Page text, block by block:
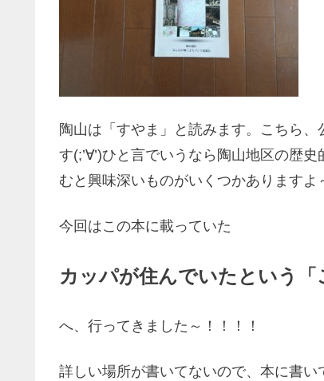
陶山は「すやま」と読みます。こちら
す(;’∀’)ひと言でいうなら陶山地区の歴
むと興味深いものがいくつかありますよ
今回はこの本に載っていた
カッパが住んでいたという「
へ、行ってきました～！！！！
詳しい場所が書いてないので、本に書